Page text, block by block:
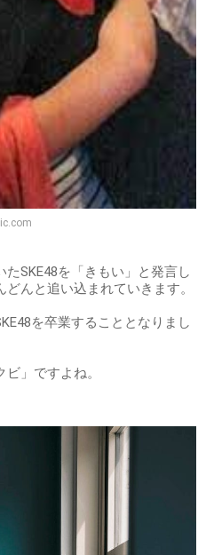
SKE48を「きもい」と発言し
んと追い込まれていきます。
を卒業することとなりまし
」ですよね。